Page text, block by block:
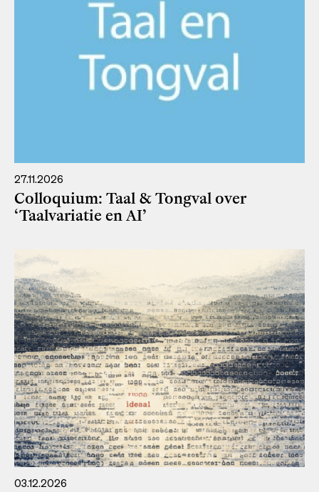
27.11.2026
Colloquium: Taal & Tongval over
‘Taalvariatie en AI’
03.12.2026